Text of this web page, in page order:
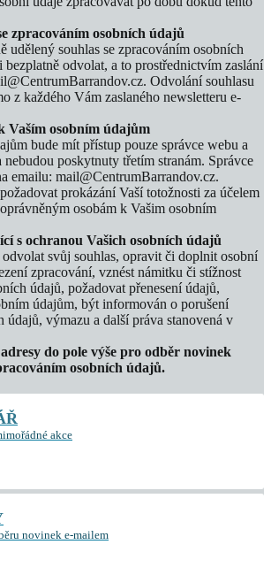
zpracováním osobních údajů
udělený souhlas se zpracováním osobních
odvolat, a to prostřednictvím zaslání
Odvolání souhlasu
z každého Vám zaslaného newsletteru e-
Vaším osobním údajům
bude mít přístup pouze správce webu a
poskytnuty třetím stranám. Správce
emailu: mail@CentrumBarrandov.cz.
prokázání Vaší totožnosti za účelem
osobám k Vašim osobním
s ochranou Vašich osobních údajů
svůj souhlas, opravit či doplnit osobní
zpracování, vznést námitku či stížnost
údajů, požadovat přenesení údajů,
údajům, být informován o porušení
údajů, výmazu a další práva stanovená v
do pole výše pro odběr novinek
osobních údajů.
akce
novinek e-mailem